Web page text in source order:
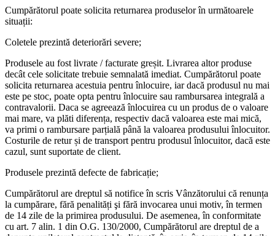
Cumpărătorul poate solicita returnarea produselor în următoarele
situații:
Coletele prezintă deteriorări severe;
Produsele au fost livrate / facturate greșit. Livrarea altor produse
decât cele solicitate trebuie semnalată imediat. Cumpărătorul poate
solicita returnarea acestuia pentru înlocuire, iar dacă produsul nu mai
este pe stoc, poate opta pentru înlocuire sau rambursarea integrală a
contravalorii. Daca se agreează înlocuirea cu un produs de o valoare
mai mare, va plăti diferența, respectiv dacă valoarea este mai mică,
va primi o rambursare parțială până la valoarea produsului înlocuitor.
Costurile de retur și de transport pentru produsul înlocuitor, dacă este
cazul, sunt suportate de client.
Produsele prezintă defecte de fabricație;
Cumpărătorul are dreptul să notifice în scris Vânzătorului că renunța
la cumpărare, fără penalități şi fără invocarea unui motiv, în termen
de 14 zile de la primirea produsului. De asemenea, în conformitate
cu art. 7 alin. 1 din O.G. 130/2000, Cumpărătorul are dreptul de a